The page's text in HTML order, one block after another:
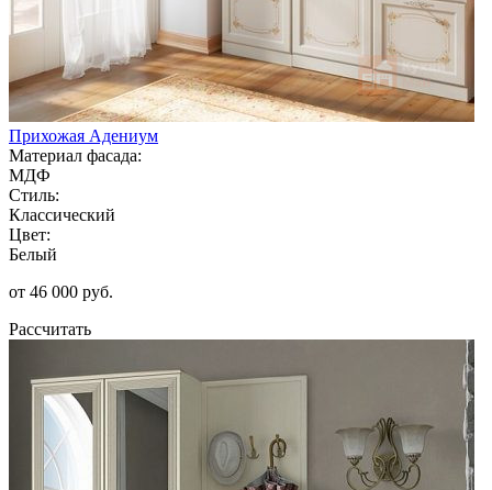
Прихожая Адениум
Материал фасада:
МДФ
Стиль:
Классический
Цвет:
Белый
от 46 000 руб.
Рассчитать